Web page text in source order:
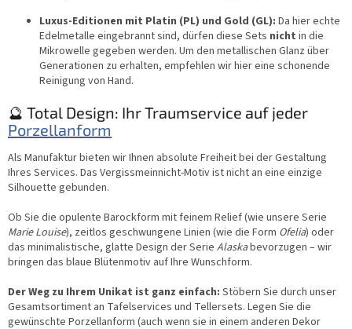
Luxus-Editionen mit Platin (PL) und Gold (GL): Da hier echte
Edelmetalle eingebrannt sind, dürfen diese Sets nicht in die
Mikrowelle gegeben werden. Um den metallischen Glanz über
Generationen zu erhalten, empfehlen wir hier eine schonende
Reinigung von Hand.
🔮 Total Design: Ihr Traumservice auf jeder
Porzellanform
Als Manufaktur bieten wir Ihnen absolute Freiheit bei der Gestaltung
Ihres Services. Das Vergissmeinnicht-Motiv ist nicht an eine einzige
Silhouette gebunden.
Ob Sie die opulente Barockform mit feinem Relief (wie unsere Serie
Marie Louise), zeitlos geschwungene Linien (wie die Form Ofelia) oder
das minimalistische, glatte Design der Serie Alaskabevorzugen – wir
bringen das blaue Blütenmotiv auf Ihre Wunschform.
Der Weg zu Ihrem Unikat ist ganz einfach: Stöbern Sie durch unser
Gesamtsortiment an Tafelservices und Tellersets. Legen Sie die
gewünschte Porzellanform (auch wenn sie in einem anderen Dekor